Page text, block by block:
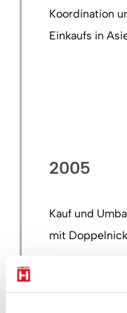
Koordination
Einkaufs in
2005
Kauf und
mit